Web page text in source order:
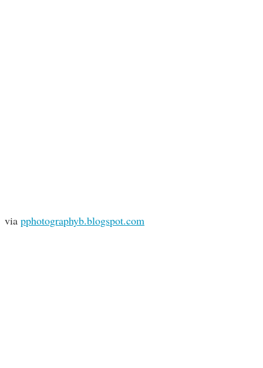
via pphotographyb.blogspot.com